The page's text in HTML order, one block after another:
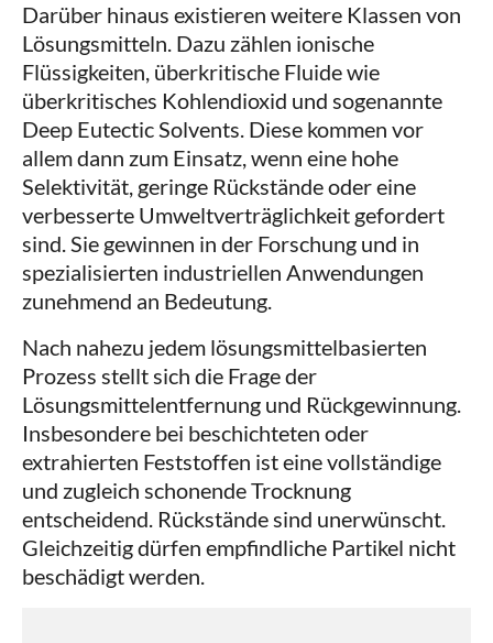
Darüber hinaus existieren weitere Klassen von
Lösungsmitteln. Dazu zählen ionische
Flüssigkeiten, überkritische Fluide wie
überkritisches Kohlendioxid und sogenannte
Deep Eutectic Solvents. Diese kommen vor
allem dann zum Einsatz, wenn eine hohe
Selektivität, geringe Rückstände oder eine
verbesserte Umweltverträglichkeit gefordert
sind. Sie gewinnen in der Forschung und in
spezialisierten industriellen Anwendungen
zunehmend an Bedeutung.
Nach nahezu jedem lösungsmittelbasierten
Prozess stellt sich die Frage der
Lösungsmittelentfernung und Rückgewinnung.
Insbesondere bei beschichteten oder
extrahierten Feststoffen ist eine vollständige
und zugleich schonende Trocknung
entscheidend. Rückstände sind unerwünscht.
Gleichzeitig dürfen empfindliche Partikel nicht
beschädigt werden.